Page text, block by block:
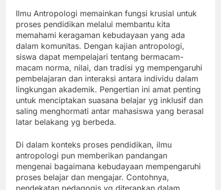
Ilmu Antropologi memainkan fungsi krusial untuk
proses pendidikan melalui membantu kita
memahami keragaman kebudayaan yang ada
dalam komunitas. Dengan kajian antropologi,
siswa dapat mempelajari tentang bermacam-
macam norma, nilai, dan tradisi yg mempengaruhi
pembelajaran dan interaksi antara individu dalam
lingkungan akademik. Pengertian ini amat penting
untuk menciptakan suasana belajar yg inklusif dan
saling menghormati antar mahasiswa yang berasal
latar belakang yg berbeda.
Di dalam konteks proses pendidikan, ilmu
antropologi pun memberikan pandangan
mengenai bagaimana kebudayaan mempengaruhi
proses belajar dan mengajar. Contohnya,